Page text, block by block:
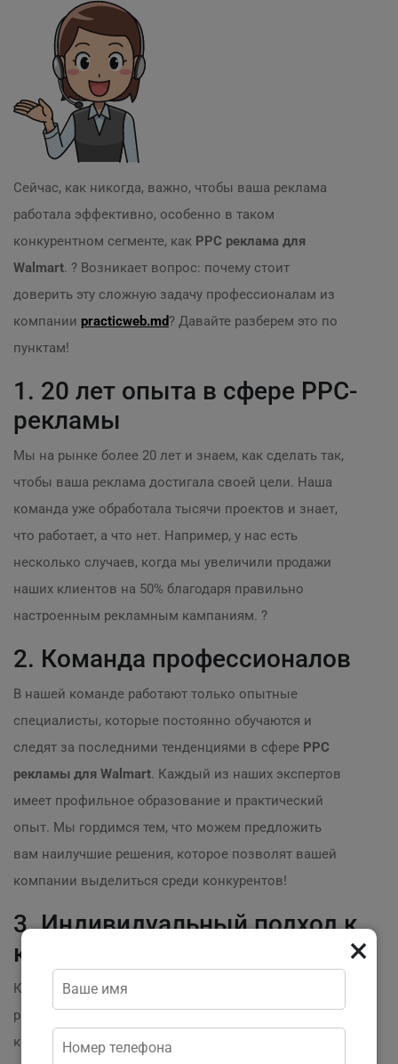
Сейчас, как никогда, важно, чтобы ваша реклама
работала эффективно, особенно в таком
конкурентном сегменте, как PPC реклама для
Walmart. ? Возникает вопрос: почему стоит
доверить эту сложную задачу профессионалам из
компании practicweb.md? Давайте разберем это по
пунктам!
1. 20 лет опыта в сфере PPC-
рекламы
Мы на рынке более 20 лет и знаем, как сделать так,
чтобы ваша реклама достигала своей цели. Наша
команда уже обработала тысячи проектов и знает,
что работает, а что нет. Например, у нас есть
несколько случаев, когда мы увеличили продажи
наших клиентов на 50% благодаря правильно
настроенным рекламным кампаниям. ?
2. Команда профессионалов
В нашей команде работают только опытные
специалисты, которые постоянно обучаются и
следят за последними тенденциями в сфере PPC
рекламы для Walmart. Каждый из наших экспертов
имеет профильное образование и практический
опыт. Мы гордимся тем, что можем предложить
вам наилучшие решения, которое позволят вашей
компании выделиться среди конкурентов!
3. Индивидуальный подход к
каждому клиенту
Каждый бизнес уникален, поэтому мы
разрабатываем кампании с учетом ваших
конкретных целей и потребностей. Мы проводим
×